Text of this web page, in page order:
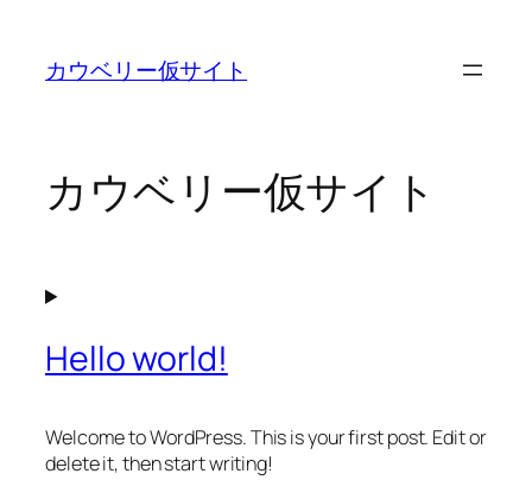
カウベリー仮サイト
カウベリー仮サイト
Hello world!
Welcome to WordPress. This is your first post. Edit or
delete it, then start writing!